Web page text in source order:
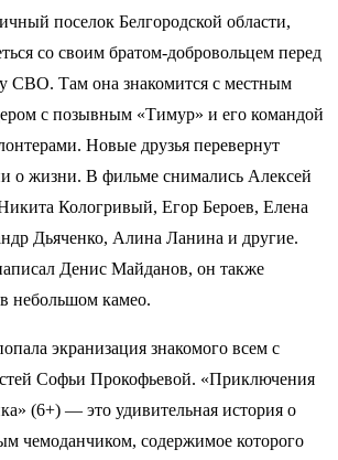
поселок Белгородской области,
со своим братом-добровольцем перед
СВО. Там она знакомится с местным
с позывным «Тимур» и его командой
Новые друзья перевернут
о жизни. В фильме снимались Алексей
Кологривый, Егор Бероев, Елена
Дьяченко, Алина Ланина и другие.
Денис Майданов, он также
небольшом камео.
экранизация знакомого всем с
Софьи Прокофьевой. «Приключения
(6+) — это удивительная история о
чемоданчиком, содержимое которого